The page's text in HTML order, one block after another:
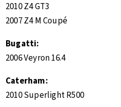
2010 Z4 GT3
2007 Z4 M Coupé
Bugatti:
2006 Veyron 16.4
Caterham:
2010 Superlight R500